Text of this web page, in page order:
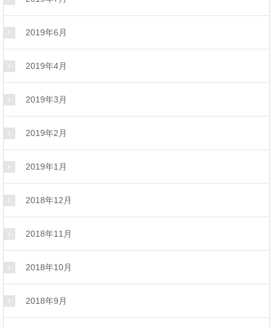
2019年6月
2019年4月
2019年3月
2019年2月
2019年1月
2018年12月
2018年11月
2018年10月
2018年9月